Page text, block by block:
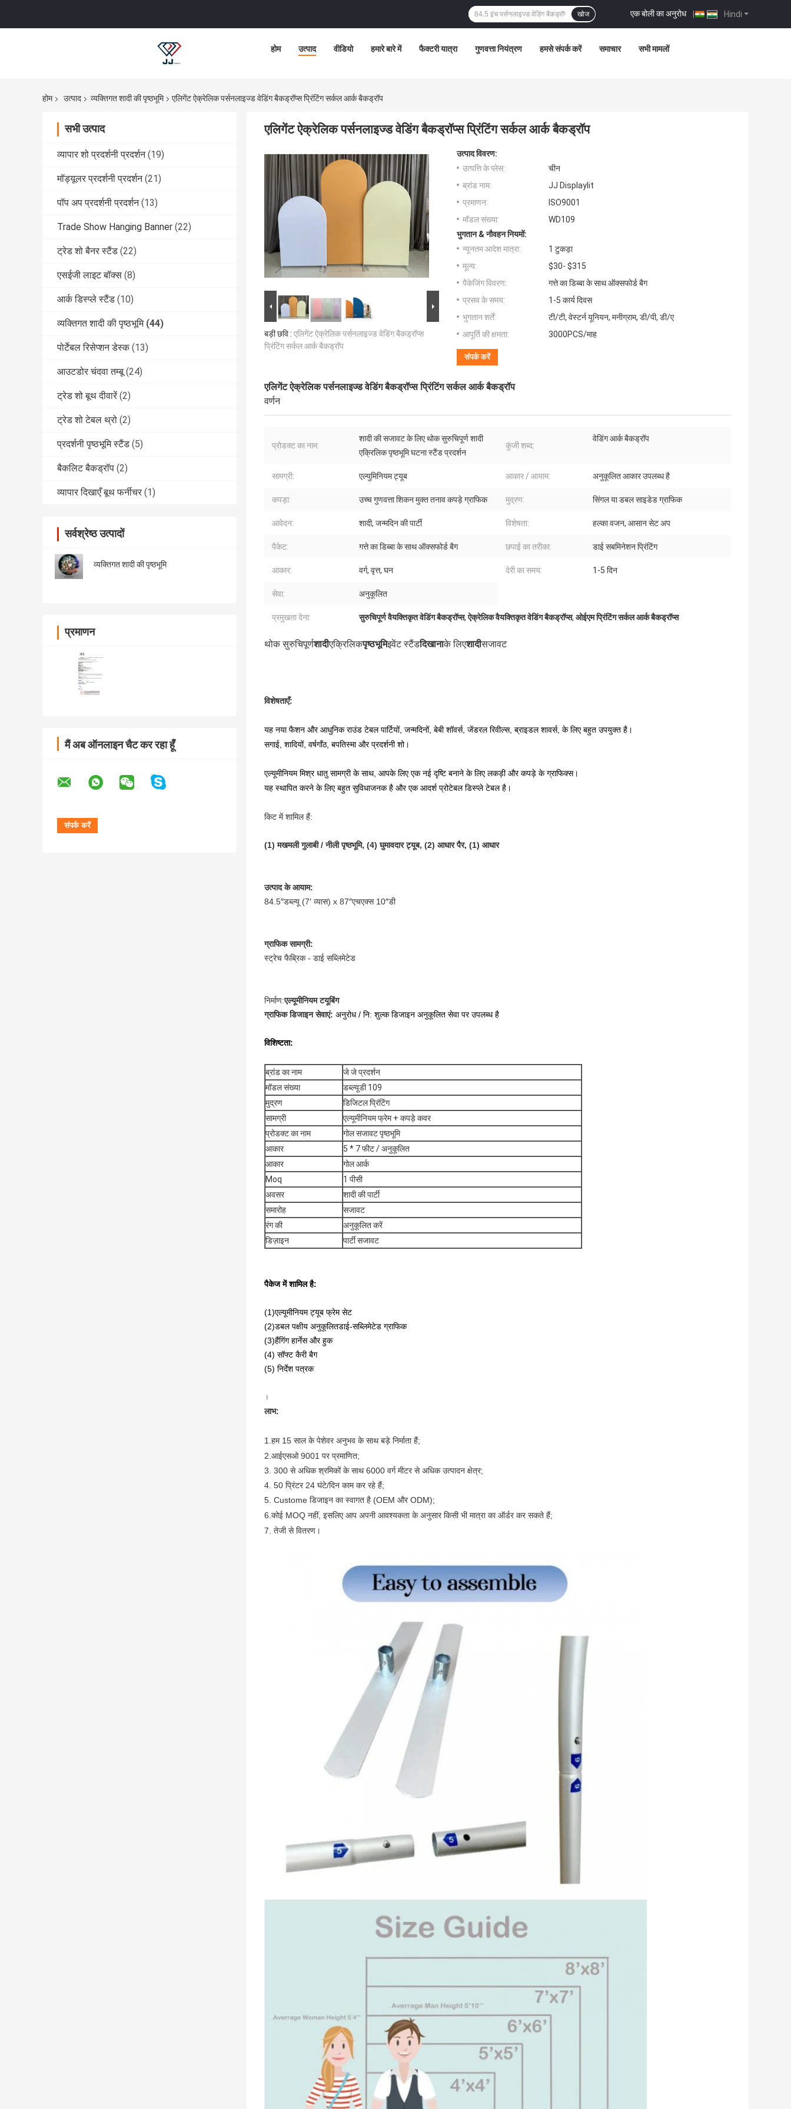
Hindi
एक बोली का अनुरोध |
खोज
होम उत्पाद वीडियो हमारे बारे में फैक्टरी यात्रा गुणवत्ता नियंत्रण हमसे संपर्क करें समाचार सभी मामलों
होम उत्पाद व्यक्तिगत शादी की पृष्ठभूमि एलिगेंट ऐक्रेलिक पर्सनलाइज्ड वेडिंग बैकड्रॉप्स प्रिंटिंग सर्कल आर्क बैकड्रॉप
सभी उत्पाद
व्यापार शो प्रदर्शनी प्रदर्शन (19)
मॉड्यूलर प्रदर्शनी प्रदर्शन (21)
पॉप अप प्रदर्शनी प्रदर्शन (13)
Trade Show Hanging Banner (22)
ट्रेड शो बैनर स्टैंड (22)
एसईजी लाइट बॉक्स (8)
आर्क डिस्प्ले स्टैंड (10)
व्यक्तिगत शादी की पृष्ठभूमि (44)
पोर्टेबल रिसेप्शन डेस्क (13)
आउटडोर चंदवा तम्बू (24)
ट्रेड शो बूथ दीवारें (2)
ट्रेड शो टेबल थ्रो (2)
प्रदर्शनी पृष्ठभूमि स्टैंड (5)
बैकलिट बैकड्रॉप (2)
व्यापार दिखाएँ बूथ फर्नीचर (1)
सर्वश्रेष्ठ उत्पादों
व्यक्तिगत शादी की पृष्ठभूमि
प्रमाणन
मैं अब ऑनलाइन चैट कर रहा हूँ
एलिगेंट ऐक्रेलिक पर्सनलाइज्ड वेडिंग बैकड्रॉप्स प्रिंटिंग सर्कल आर्क बैकड्रॉप
बड़ी छवि : एलिगेंट ऐक्रेलिक पर्सनलाइज्ड वेडिंग बैकड्रॉप्स
प्रिंटिंग सर्कल आर्क बैकड्रॉप
उत्पाद विवरण:
उत्पत्ति के प्लेस:
चीन
ब्रांड नाम:
JJ Displaylit
प्रमाणन:
ISO9001
मॉडल संख्या:
WD109
भुगतान & नौवहन नियमों:
न्यूनतम आदेश मात्रा:
1 टुकड़ा
मूल्य:
$30- $315
पैकेजिंग विवरण:
गत्ते का डिब्बा के साथ ऑक्सफोर्ड बैग
प्रसव के समय:
1-5 कार्य दिवस
भुगतान शर्तें:
टी/टी, वेस्टर्न यूनियन, मनीग्राम, डी/पी, डी/ए
आपूर्ति की क्षमता:
3000PCS/माह
संपर्क करें
एलिगेंट ऐक्रेलिक पर्सनलाइज्ड वेडिंग बैकड्रॉप्स प्रिंटिंग सर्कल आर्क बैकड्रॉप
वर्णन
प्रोडक्ट का नाम:
शादी की सजावट के लिए थोक सुरुचिपूर्ण शादी
एक्रिलिक पृष्ठभूमि घटना स्टैंड प्रदर्शन
कुंजी शब्द:
वेडिंग आर्क बैकड्रॉप
सामग्री: एल्युमिनियम ट्यूब आकार / आयाम: अनुकूलित आकार उपलब्ध है
कपड़ा: उच्च गुणवत्ता शिकन मुक्त तनाव कपड़े ग्राफिक मुद्रण: सिंगल या डबल साइडेड ग्राफिक
आवेदन: शादी, जन्मदिन की पार्टी विशेषता: हल्का वजन, आसान सेट अप
पैकेट: गत्ते का डिब्बा के साथ ऑक्सफोर्ड बैग छपाई का तरीका: डाई सबमिनेशन प्रिंटिंग
आकार: वर्ग, वृत्त, घन देरी का समय: 1-5 दिन
सेवा: अनुकूलित
प्रमुखता देना: सुरुचिपूर्ण वैयक्तिकृत वेडिंग बैकड्रॉप्स,ऐक्रेलिक वैयक्तिकृत वेडिंग बैकड्रॉप्स, ओईएम प्रिंटिंग सर्कल आर्क बैकड्रॉप्स
थोक सुरुचिपूर्णशादीएक्रिलिकपृष्ठभूमिइवेंट स्टैंडदिखानाके लिएशादीसजावट
विशेषताएँ:
यह नया फैशन और आधुनिक राउंड टेबल पार्टियों, जन्मदिनों, बेबी शॉवर्स, जेंडरल रिवील्स, ब्राइडल शावर्स, के लिए बहुत उपयुक्त है।
सगाई, शादियों, वर्षगाँठ, बपतिस्मा और प्रदर्शनी शो।
एल्यूमीनियम मिश्र धातु सामग्री के साथ, आपके लिए एक नई दृष्टि बनाने के लिए लकड़ी और कपड़े के ग्राफिक्स।
यह स्थापित करने के लिए बहुत सुविधाजनक है और एक आदर्श प्रोटेबल डिस्प्ले टेबल है।
किट में शामिल हैं:
(1) मखमली गुलाबी / नीली पृष्ठभूमि, (4) घुमावदार ट्यूब, (2) आधार पैर, (1) आधार
उत्पाद के आयाम:
84.5″डब्ल्यू (7′ व्यास) x 87″एचएक्स 10″डी
ग्राफिक सामग्री:
स्ट्रेच फैब्रिक - डाई सब्लिमेटेड
निर्माण:एल्यूमीनियम टयूबिंग
ग्राफिक डिजाइन सेवाएं: अनुरोध / नि: शुल्क डिजाइन अनुकूलित सेवा पर उपलब्ध है
विशिष्टता:
ब्रांड का नाम
जे जे प्रदर्शन
मॉडल संख्या
डब्ल्यूडी 109
मुद्रण
डिजिटल प्रिंटिंग
सामग्री
एल्यूमीनियम फ्रेम + कपड़े कवर
प्रोडक्ट का नाम
गोल सजावट पृष्ठभूमि
आकार
5 * 7 फीट / अनुकूलित
आकार
गोल आर्क
Moq
1 पीसी
अवसर
शादी की पार्टी
समारोह
सजावट
रंग की
अनुकूलित करें
डिज़ाइन
पार्टी सजावट
पैकेज में शामिल है:
(1)एल्यूमीनियम ट्यूब फ्रेम सेट
(2)डबल पक्षीय अनुकूलितडाई-सब्लिमेटेड ग्राफिक
(3)हैंगिंग हार्नेस और हुक
(4) सॉफ्ट कैरी बैग
(5) निर्देश पत्रक
।
लाभ:
1.हम 15 साल के पेशेवर अनुभव के साथ बड़े निर्माता हैं;
2.आईएसओ 9001 पर प्रमाणित;
3. 300 से अधिक श्रमिकों के साथ 6000 वर्ग मीटर से अधिक उत्पादन क्षेत्र;
4. 50 प्रिंटर 24 घंटे/दिन काम कर रहे हैं;
5. Custome डिजाइन का स्वागत है (OEM और ODM);
6.कोई MOQ नहीं, इसलिए आप अपनी आवश्यकता के अनुसार किसी भी मात्रा का ऑर्डर कर सकते हैं;
7. तेजी से वितरण।